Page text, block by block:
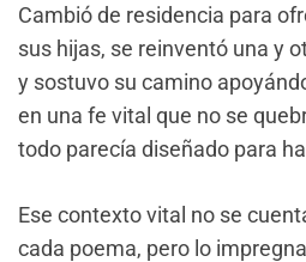
Cambió de residencia para
sus hijas, se reinventó una y
y sostuvo su camino
en una fe vital que no se
todo parecía diseñado para
Ese contexto vital no se
cada poema, pero lo